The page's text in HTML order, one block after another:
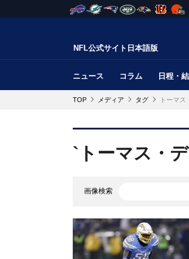
NFL公式サイト日本語版
ニュース コラム 日程・
TOP メディア タグ トーマス
`トーマス・
画像検索